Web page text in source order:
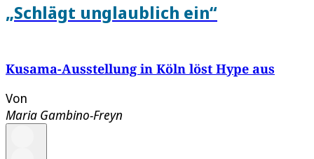
„Schlägt unglaublich ein“
Kusama-Ausstellung in Köln löst Hype aus
Von
Maria Gambino-Freyn